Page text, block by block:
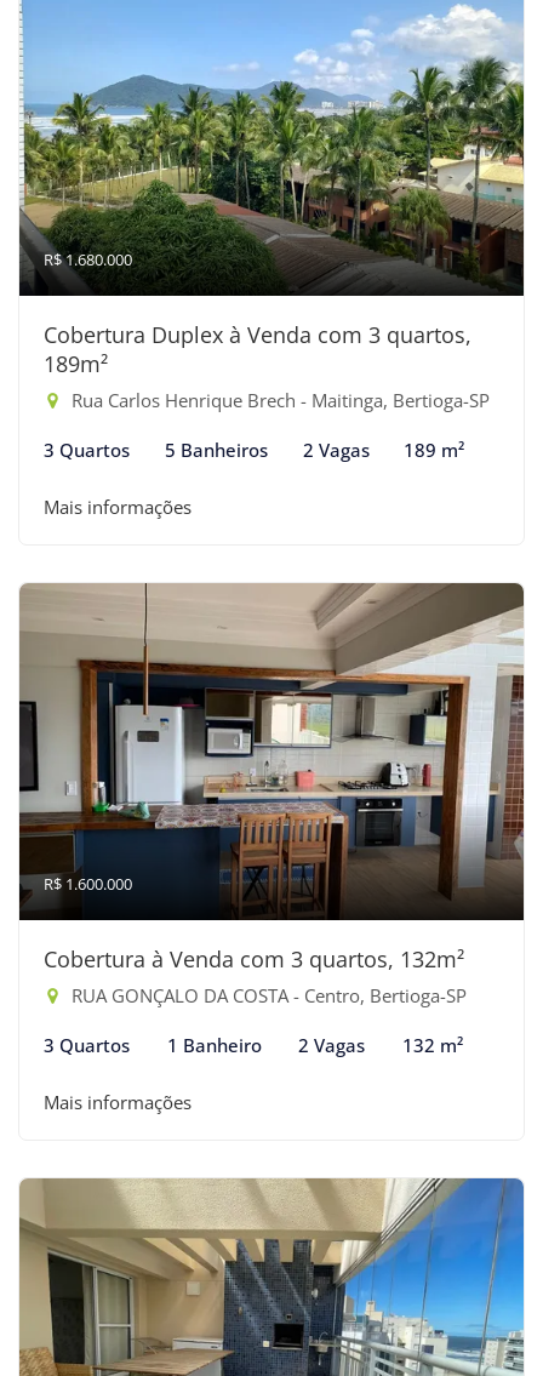
R$ 1.680.000
Cobertura Duplex à Venda com 3 quartos,
189m²
Rua Carlos Henrique Brech - Maitinga, Bertioga-SP
3 Quartos 5 Banheiros 2 Vagas 189 m²
Mais informações
R$ 1.600.000
Cobertura à Venda com 3 quartos, 132m²
RUA GONÇALO DA COSTA - Centro, Bertioga-SP
3 Quartos 1 Banheiro 2 Vagas 132 m²
Mais informações